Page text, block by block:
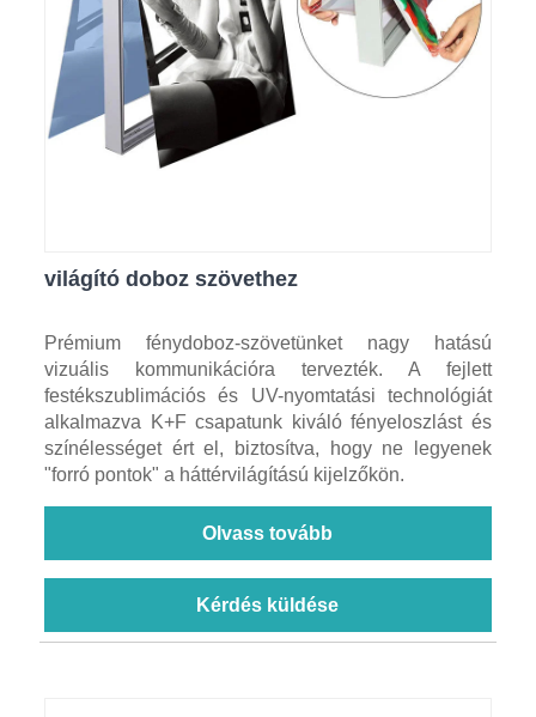
világító doboz szövethez
Prémium fénydoboz-szövetünket nagy hatású
vizuális kommunikációra tervezték. A fejlett
festékszublimációs és UV-nyomtatási technológiát
alkalmazva K+F csapatunk kiváló fényeloszlást és
színélességet ért el, biztosítva, hogy ne legyenek
"forró pontok" a háttérvilágítású kijelzőkön.
Olvass tovább
Kérdés küldése